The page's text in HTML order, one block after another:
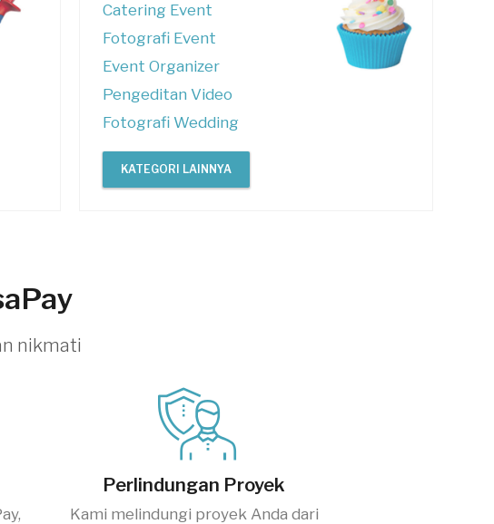
Catering Event
Fotografi Event
Event Organizer
Pengeditan Video
Fotografi Wedding
KATEGORI LAINNYA
nikmati
Perlindungan Proyek
Kami melindungi proyek Anda dari